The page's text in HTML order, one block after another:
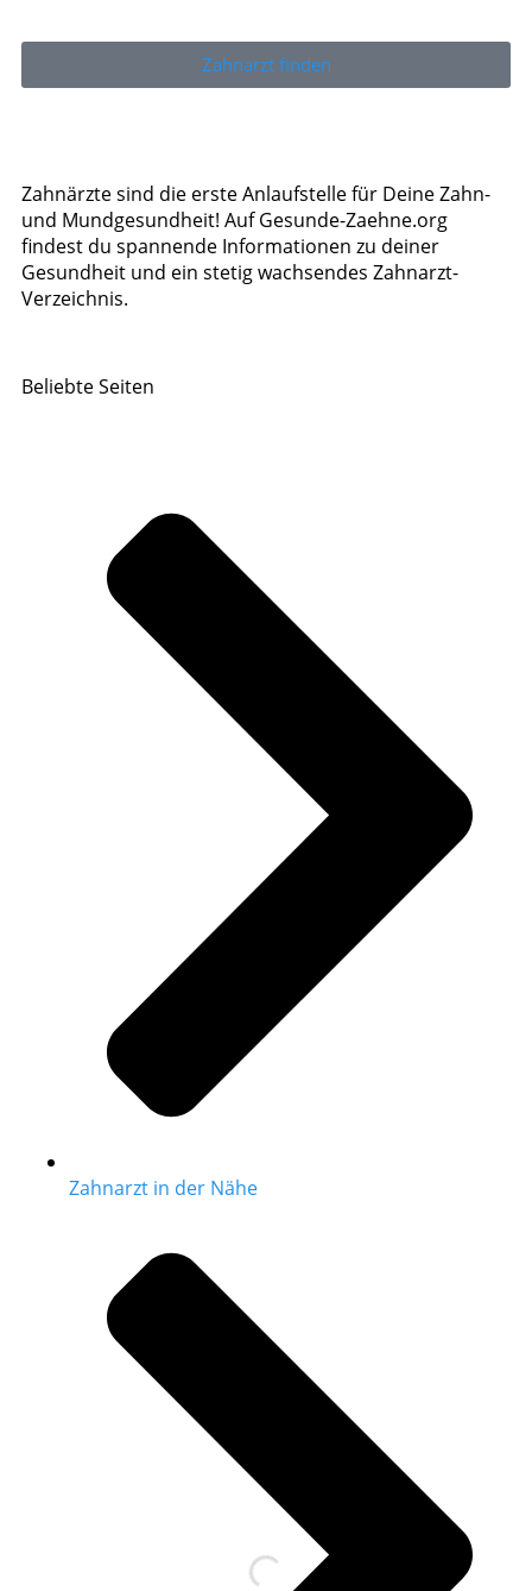
Zahnarzt finden
Zahnärzte sind die erste Anlaufstelle für Deine Zahn-
und Mundgesundheit! Auf Gesunde-Zaehne.org
findest du spannende Informationen zu deiner
Gesundheit und ein stetig wachsendes Zahnarzt-
Verzeichnis.
Beliebte Seiten
Zahnarzt in der Nähe